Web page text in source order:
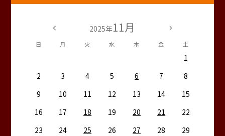
2025年11月
日 月 火 水 木 金 土
1
2
3 4 5 6 7
8
9
10 11 12 13 14
15
16
17 18 19 20 21
22
23
24 25 26 27 28
29